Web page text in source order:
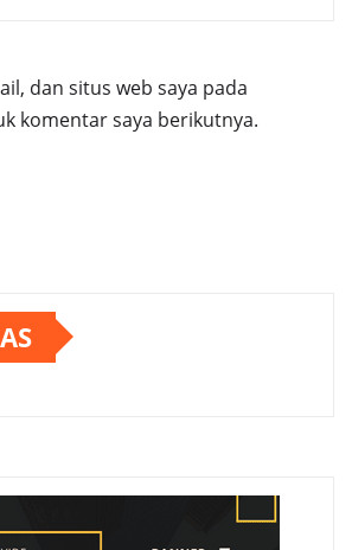
dan situs web saya pada
komentar saya berikutnya.